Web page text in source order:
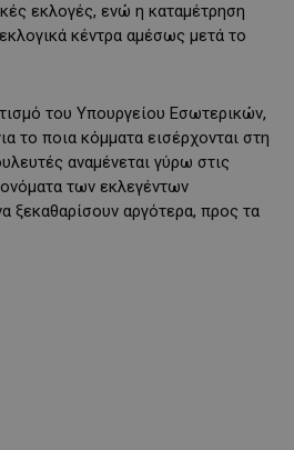
εκλογές, ενώ η καταμέτρηση
κέντρα αμέσως μετά το
του Υπουργείου Εσωτερικών,
το ποια κόμματα εισέρχονται στη
αναμένεται γύρω στις
των εκλεγέντων
ξεκαθαρίσουν αργότερα, προς τα